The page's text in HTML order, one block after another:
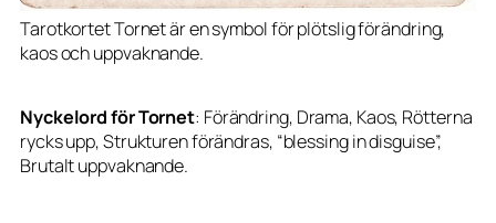
Tarotkortet Tornet är en symbol för plötslig förändring,
kaos och uppvaknande.
Nyckelord för Tornet: Förändring, Drama, Kaos, Rötterna
rycks upp, Strukturen förändras, “blessing in disguise”,
Brutalt uppvaknande.